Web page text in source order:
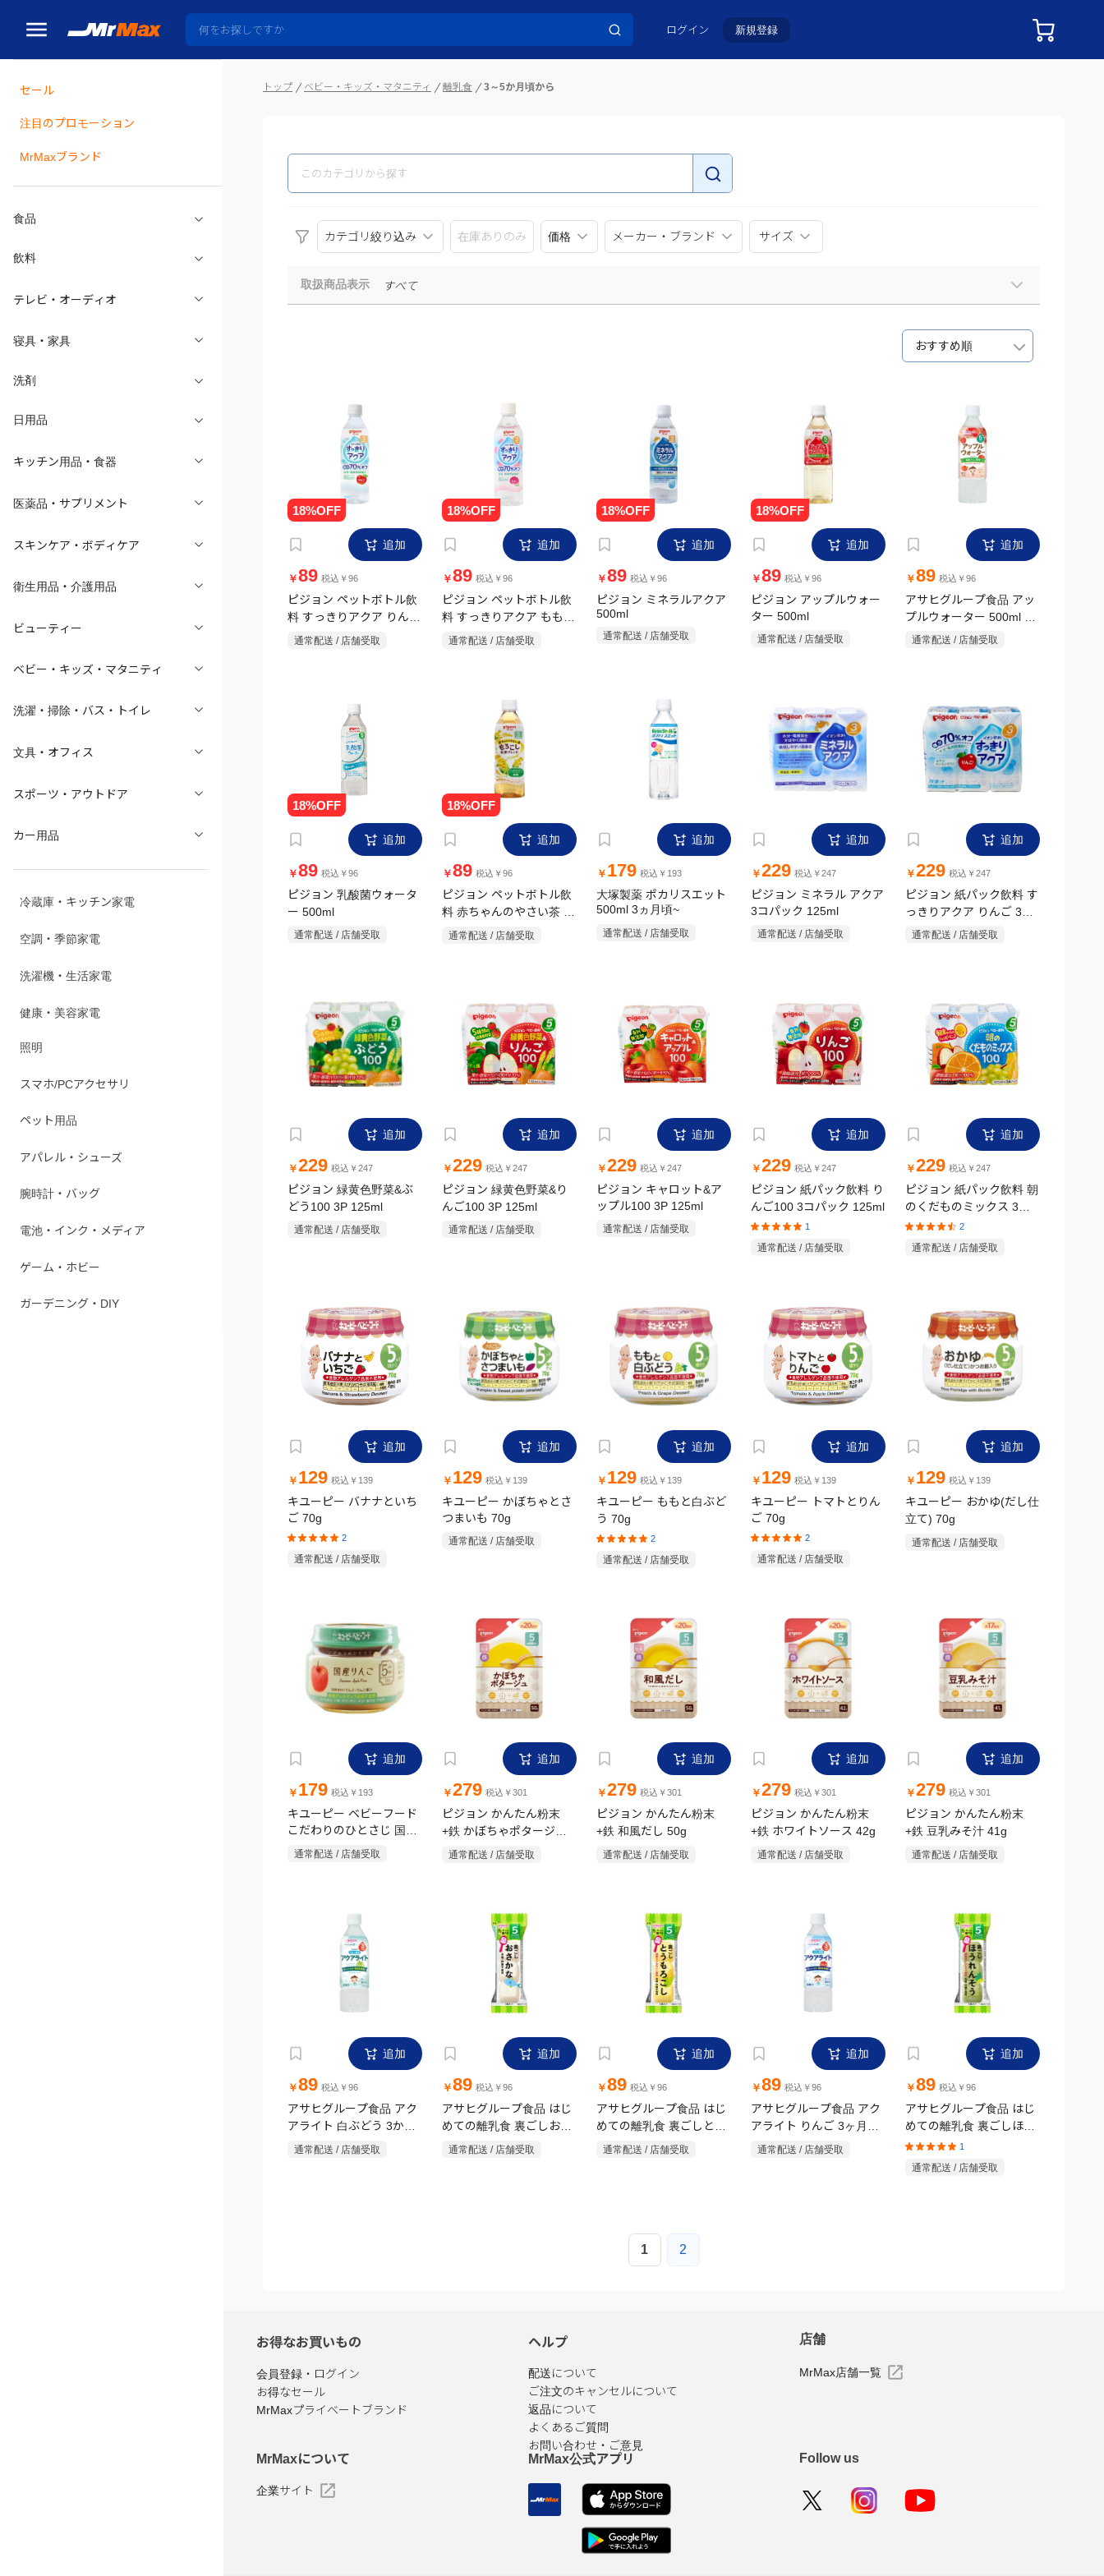
ログイン 新規登録
セール
注目のプロモーション
MrMaxブランド
食品
飲料
テレビ・オーディオ
寝具・家具
洗剤
日用品
キッチン用品・食器
医薬品・サプリメント
スキンケア・ボディケア
衛生用品・介護用品
ビューティー
ベビー・キッズ・マタニティ
洗濯・掃除・バス・トイレ
文具・オフィス
スポーツ・アウトドア
カー用品
冷蔵庫・キッチン家電
空調・季節家電
洗濯機・生活家電
健康・美容家電
照明
スマホ/PCアクセサリ
ペット用品
アパレル・シューズ
腕時計・バッグ
電池・インク・メディア
ゲーム・ホビー
ガーデニング・DIY
トップ ベビー・キッズ・マタニティ 離乳食 3～5か月頃から
カテゴリ絞り込み 在庫ありのみ 価格 メーカー・ブランド サイズ
取扱商品表示 すべて
おすすめ順
追加
￥89 税込￥96
ピジョン ペットボトル飲
料 すっきりアクア りんご
通常配送 / 店舗受取
追加
￥89 税込￥96
ピジョン ペットボトル飲
料 すっきりアクア もも
通常配送 / 店舗受取
追加
￥89 税込￥96
ピジョン ミネラルアクア
500ml
通常配送 / 店舗受取
追加
￥89 税込￥96
ピジョン アップルウォー
ター 500ml
通常配送 / 店舗受取
追加
￥89 税込￥96
アサヒグループ食品 アッ
プルウォーター 500ml 5
ヶ月頃から
通常配送 / 店舗受取
追加
￥89 税込￥96
ピジョン 乳酸菌ウォータ
ー 500ml
通常配送 / 店舗受取
追加
￥89 税込￥96
ピジョン ペットボトル飲
料 赤ちゃんのやさい茶 も
500ml
通常配送 / 店舗受取
追加
￥ 179 税込￥193
大塚製薬 ポカリスエット
500ml 3ヵ月頃~
通常配送 / 店舗受取
追加
￥ 229 税込￥247
ピジョン ミネラル アクア
3コパック 125ml
通常配送 / 店舗受取
追加
￥ 229 税込￥247
ピジョン 紙パック飲料 す
っきりアクア りんご 3コ
通常配送 / 店舗受取
追加
￥ 229 税込￥247
ピジョン 緑黄色野菜&ぶ
どう100 3P 125ml
通常配送 / 店舗受取
追加
￥ 229 税込￥247
ピジョン 緑黄色野菜&り
んご100 3P 125ml
通常配送 / 店舗受取
追加
￥ 229 税込￥247
ピジョン キャロット&ア
ップル100 3P 125ml
通常配送 / 店舗受取
追加
￥ 229 税込￥247
ピジョン 紙パック飲料 り
んご100 3コパック 125ml
1
通常配送 / 店舗受取
追加
￥ 229 税込￥247
ピジョン 紙パック飲料 朝
のくだものミックス 3コ
2
通常配送 / 店舗受取
追加
￥ 129 税込￥139
キユーピー バナナといち
ご 70g
2
通常配送 / 店舗受取
追加
￥ 129 税込￥139
キユーピー かぼちゃとさ
つまいも 70g
通常配送 / 店舗受取
追加
￥ 129 税込￥139
キユーピー ももと白ぶど
う 70g
2
通常配送 / 店舗受取
追加
￥ 129 税込￥139
キユーピー トマトとりん
ご 70g
2
通常配送 / 店舗受取
追加
￥ 129 税込￥139
キユーピー おかゆ(だし仕
立て) 70g
通常配送 / 店舗受取
追加
￥ 179 税込￥193
キユーピー ベビーフード
こだわりのひとさじ 国産
～6ヶ月頃から KA-1
通常配送 / 店舗受取
追加
￥ 279 税込￥301
ピジョン かんたん粉末
+鉄 かぼちゃポタージュ
50g
通常配送 / 店舗受取
追加
￥ 279 税込￥301
ピジョン かんたん粉末
+鉄 和風だし 50g
通常配送 / 店舗受取
追加
￥ 279 税込￥301
ピジョン かんたん粉末
+鉄 ホワイトソース 42g
通常配送 / 店舗受取
追加
￥ 279 税込￥301
ピジョン かんたん粉末
+鉄 豆乳みそ汁 41g
通常配送 / 店舗受取
追加
￥ 89
アサヒグループ食品 アク
アライト 白ぶどう 3か月
頃~ 500ml
追加
￥ 89
アサヒグループ食品 はじ
めての離乳食 裏ごしおさ
かな 2.6g 5ヶ月頃~幼児期
まで
追加
￥ 89
アサヒグループ食品 はじ
めての離乳食 裏ごしとう
もろこし 1.7g 5ヶ月頃~幼
児期まで
追加
￥ 89
アサヒグループ食品 アク
アライト りんご 3ヶ月頃
から 500ml
追加
￥ 89
アサヒグループ食品 はじ
めての離乳食 裏ごしほう
れんそう 2.1g 5ヶ月頃~幼
児期まで
1 2
お得なお買いもの
お得なセール
MrMaxプライベートブランド
ヘルプ
配送について
ご注文のキャンセルについて
返品について
よくあるご質問
お問い合わせ・ご意見
店舗
MrMax店舗一覧
MrMaxについて
企業サイト
MrMax公式アプリ Follow us